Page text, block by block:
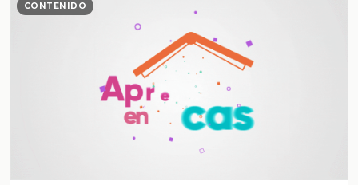
CONTENIDO